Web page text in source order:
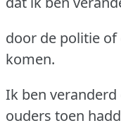
door de politie
komen.
Ik ben
ouders toen